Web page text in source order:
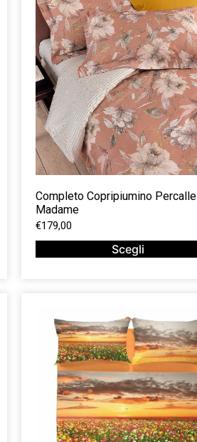
Completo Copripiumino Percalle
Madame
€179,00
Scegli